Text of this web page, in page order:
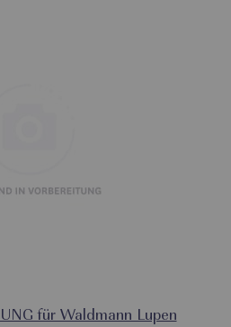
für Waldmann Lupen